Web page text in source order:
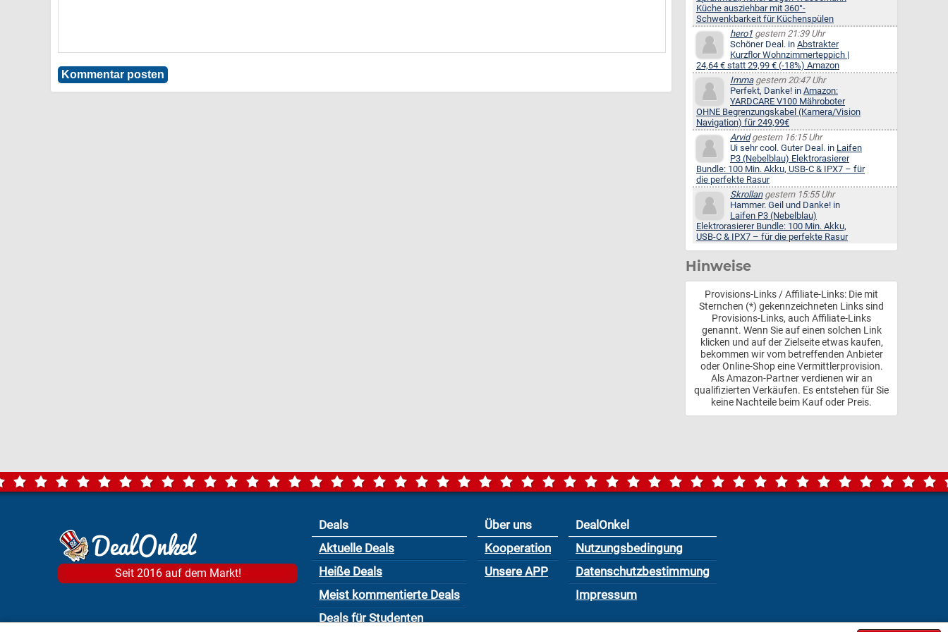
Küche ausziehbar mit 360°-
Schwenkbarkeit für Küchenspülen
hero1 gestern 21:39 Uhr
Schöner Deal. in Abstrakter
Kurzflor Wohnzimmerteppich |
24,64 € statt 29,99 € (-18%) Amazon
Immagestern 20:47 Uhr
Perfekt, Danke! in Amazon:
YARDCARE V100 Mähroboter
OHNE Begrenzungskabel (Kamera/Vision
Navigation) für 249,99€
Arvidgestern 16:15 Uhr
Ui sehr cool. Guter Deal. in Laifen
P3 (Nebelblau) Elektrorasierer
Bundle: 100 Min. Akku, USB-C & IPX7 – für
die perfekte Rasur
Skrollangestern 15:55 Uhr
Hammer. Geil und Danke! in
Laifen P3 (Nebelblau)
Elektrorasierer Bundle: 100 Min. Akku,
USB-C & IPX7 – für die perfekte Rasur
Hinweise
Provisions-Links / Affiliate-Links: Die mit
Sternchen (*) gekennzeichneten Links sind
Provisions-Links, auch Affiliate-Links
genannt. Wenn Sie auf einen solchen Link
klicken und auf der Zielseite etwas kaufen,
bekommen wir vom betreffenden Anbieter
oder Online-Shop eine Vermittlerprovision.
Als Amazon-Partner verdienen wir an
qualifizierten Verkäufen. Es entstehen für Sie
keine Nachteile beim Kauf oder Preis.
Seit 2016 auf dem Markt!
Deals
Aktuelle Deals
Heiße Deals
Meist kommentierte Deals
Deals für Studenten
Über uns
Kooperation
Unsere APP
DealOnkel
Nutzungsbedingung
Datenschutzbestimmung
Impressum